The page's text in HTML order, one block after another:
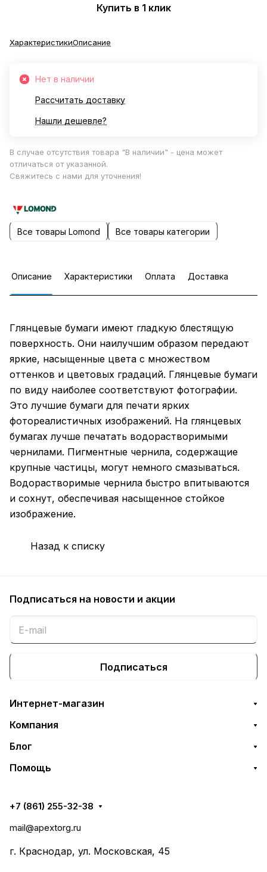
Купить в 1 клик
ХарактеристикиОписание
Нет в наличии
Рассчитать доставку
Нашли дешевле?
В случае отсутствия товара "В наличии" - цена может
отличаться от указанной.
Свяжитесь с нами для уточнения!
Все товары Lomond Все товары категории
Описание Характеристики Оплата Доставка
Глянцевые бумаги имеют гладкую блестящую
поверхность. Они наилучшим образом передают
яркие, насыщенные цвета с множеством
оттенков и цветовых градаций. Глянцевые бумаги
по виду наиболее соответствуют фотографии.
Это лучшие бумаги для печати ярких
фотореалистичных изображений. На глянцевых
бумагах лучше печатать водорастворимыми
чернилами. Пигментные чернила, содержащие
крупные частицы, могут немного смазываться.
Водорастворимые чернила быстро впитываются
и сохнут, обеспечивая насыщенное стойкое
изображение.
Назад к списку
Подписаться на новости и акции
Подписаться
Интернет-магазин
Компания
Блог
Помощь
+7 (861) 255-32-38
mail@apextorg.ru
г. Краснодар, ул. Московская, 45